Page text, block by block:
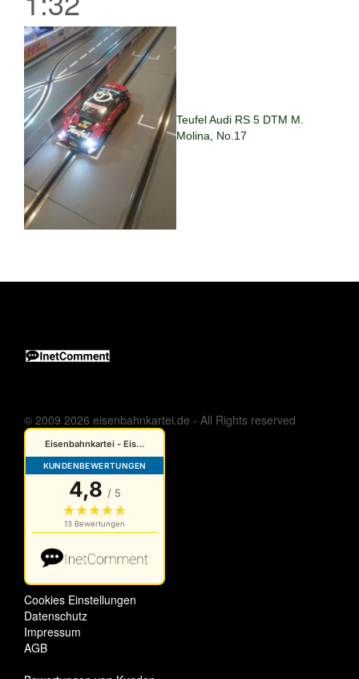
Teufel Audi RS 5 DTM M.
Molina, No.17
© 2009 2026 eisenbahnkartei.de - All Rights reserved
Cookies Einstellungen
Datenschutz
Impressum
AGB